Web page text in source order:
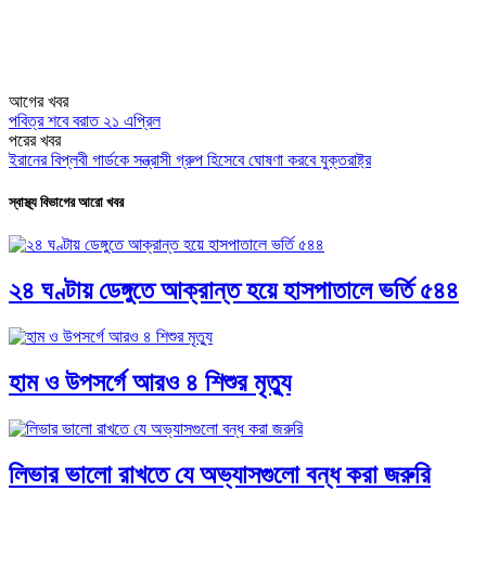
আগের খবর
পবিত্র শবে বরাত ২১ এপ্রিল
পরের খবর
ইরানের বিপ্লবী গার্ডকে সন্ত্রাসী গ্রুপ হিসেবে ঘোষণা করবে যুক্তরাষ্ট্র
স্বাস্থ্য বিভাগের আরো খবর
২৪ ঘণ্টায় ডেঙ্গুতে আক্রান্ত হয়ে হাসপাতালে ভর্তি ৫৪৪
হাম ও উপসর্গে আরও ৪ শিশুর মৃত্যু
লিভার ভালো রাখতে যে অভ্যাসগুলো বন্ধ করা জরুরি